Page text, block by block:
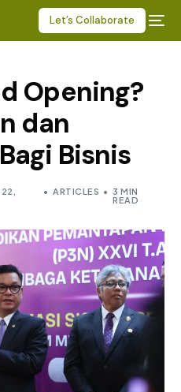
Let’s Collaborate
Opening?
dan
Bisnis
ARTICLES
3 MIN
READ